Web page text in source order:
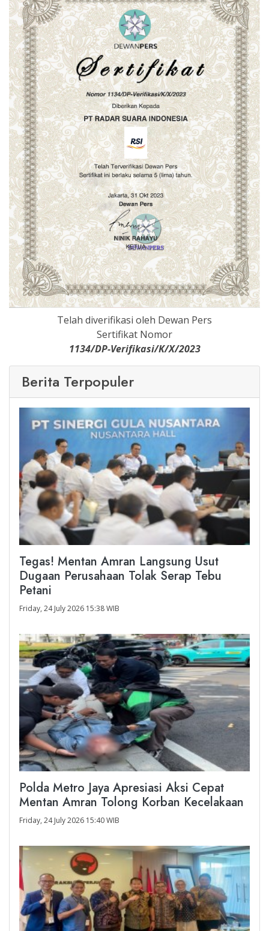
Telah diverifikasi oleh Dewan Pers
Sertifikat Nomor
1134/DP-Verifikasi/K/X/2023
Berita Terpopuler
Tegas! Mentan Amran Langsung Usut
Dugaan Perusahaan Tolak Serap Tebu
Petani
Friday, 24 July 2026 15:38 WIB
Polda Metro Jaya Apresiasi Aksi Cepat
Mentan Amran Tolong Korban Kecelakaan
Friday, 24 July 2026 15:40 WIB